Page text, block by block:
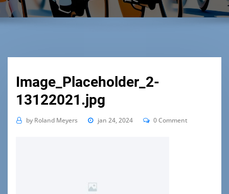
Image_Placeholder_2-
13122021.jpg
by Roland Meyers jan 24, 2024 0 Comment